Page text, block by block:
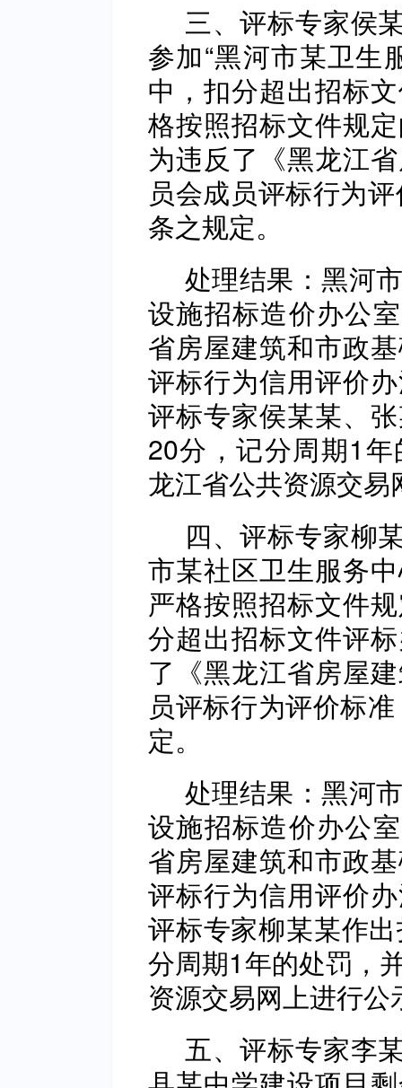
三、评标专家侯
参加“黑河市某卫生
中，扣分超出招标
格按照招标文件规
为违反了《黑龙江
员会成员评标行为
条之规定。
处理结果：黑河
设施招标造价办公
省房屋建筑和市政
评标行为信用评价
评标专家侯某某、
20分，记分周期1
龙江省公共资源交
四、评标专家柳
市某社区卫生服务
严格按照招标文件
分超出招标文件评
了《黑龙江省房屋
员评标行为评价标
定。
处理结果：黑河
设施招标造价办公
省房屋建筑和市政
评标行为信用评价
评标专家柳某某作
分周期1年的处罚，
资源交易网上进行公
五、评标专家李